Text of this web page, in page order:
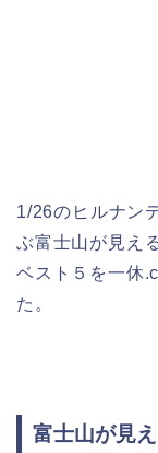
1/26のヒルナン
ぶ富士山が見え
ベスト５を一休
た。
富士山が見